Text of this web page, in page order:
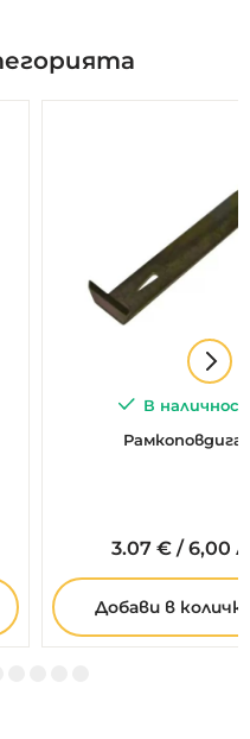
В
3.07 € /6,00
Добави в